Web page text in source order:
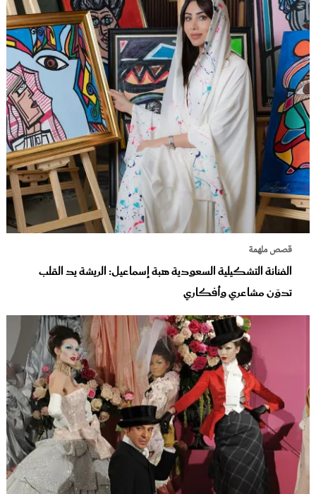
قصص ملهمة
الفنانة التشكيلية السعودية هبة إسماعيل: الريشة يد القلب
تدوّن مشاعري وأفكاري